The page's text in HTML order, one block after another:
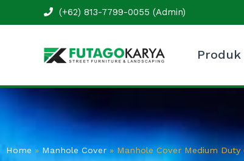
to
(+62) 813-7799-0055 (Admin)
Produk
Home » Manhole Cover » Manhole Cover Medium Duty